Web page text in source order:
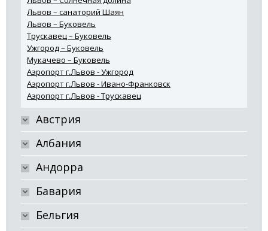
Львов – санаторий Шаян
Львов – Буковель
Трускавец – Буковель
Ужгород – Буковель
Мукачево – Буковель
Аэропорт г.Львов - Ужгород
Аэропорт г.Львов - Ивано-Франковск
Аэропорт г.Львов - Трускавец
Австрия
Албания
Андорра
Бавария
Бельгия